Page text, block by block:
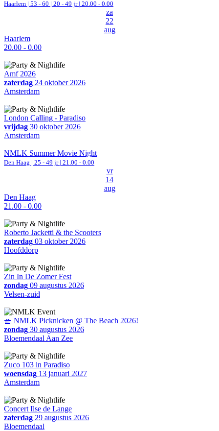
Haarlem | 53 - 60 | 20 - 49 jr | 20.00 - 0.00
za
22
aug
Haarlem
20.00 - 0.00
Amf 2026
zaterdag 24 oktober 2026
Amsterdam
London Calling - Paradiso
vrijdag 30 oktober 2026
Amsterdam
NMLK Summer Movie Night
Den Haag | 25 - 49 jr | 21.00 - 0.00
vr
14
aug
Den Haag
21.00 - 0.00
Roberto Jacketti & the Scooters
zaterdag 03 oktober 2026
Hoofddorp
Zin In De Zomer Fest
zondag 09 augustus 2026
Velsen-zuid
🧺 NMLK Picknicken @ The Beach 2026!
zondag 30 augustus 2026
Bloemendaal Aan Zee
Zuco 103 in Paradiso
woensdag 13 januari 2027
Amsterdam
Concert Ilse de Lange
zaterdag 29 augustus 2026
Bloemendaal